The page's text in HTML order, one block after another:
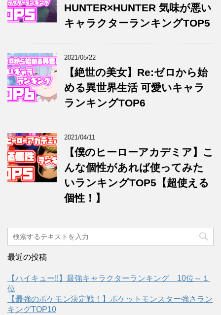
HUNTER×HUNTER 気味が悪い
キャラクターランキングTOP5
2021/05/22
【絶世の美女】Re:ゼロから始
める異世界生活 可愛いキャラ
ランキングTOP6
2021/04/11
【僕のヒーローアカデミア】こ
んな個性があれば使ってみた
いランキングTOP5【超使える
個性！】
最近の投稿
【ハイキュー!!】最強キャラクターランキング 10位～１
位
【最強のポケモン決定戦！】ポケットモンスター強さラン
キングTOP10